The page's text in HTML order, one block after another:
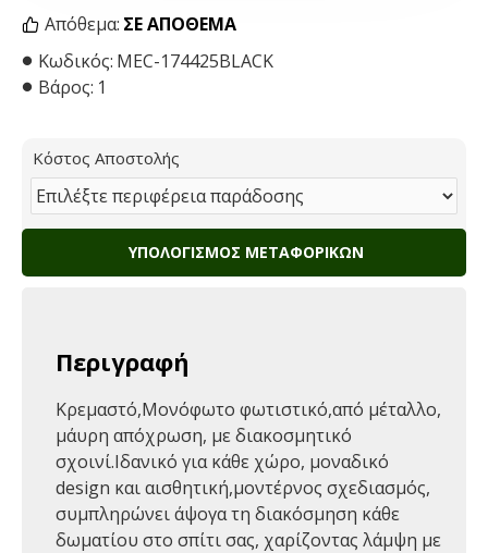
Απόθεμα: ΣΕ ΑΠΌΘΕΜΑ
Κωδικός: MEC-174425BLACK
Βάρος: 1
Κόστος Αποστολής
ΥΠΟΛΟΓΙΣΜΌΣ ΜΕΤΑΦΟΡΙΚΏΝ
Περιγραφή
Κρεμαστό,Μονόφωτο φωτιστικό,από μέταλλο,
μάυρη απόχρωση, με διακοσμητικό
σχοινί.Ιδανικό για κάθε χώρο, μοναδικό
design και αισθητική,μοντέρνος σχεδιασμός,
συμπληρώνει άψογα τη διακόσμηση κάθε
δωματίου στο σπίτι σας, χαρίζοντας λάμψη με